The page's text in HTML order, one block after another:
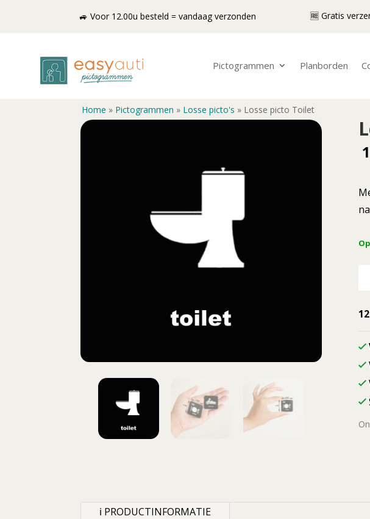
🚙 Voor 12.00u besteld = vandaag verzonden 🆓 Gratis
Pictogrammen Planborden
Home » Pictogrammen » Losse picto's » Losse picto Toilet
ℹ PRODUCTINFORMATIE